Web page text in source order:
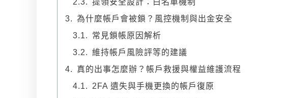
提領安全設計：白名單機制
為什麼帳戶會被鎖？風控機制與出金安全
常見鎖帳原因解析
維持帳戶風險評等的建議
真的出事怎麼辦？帳戶救援與權益維護流程
2FA 遺失與手機更換的帳戶復原